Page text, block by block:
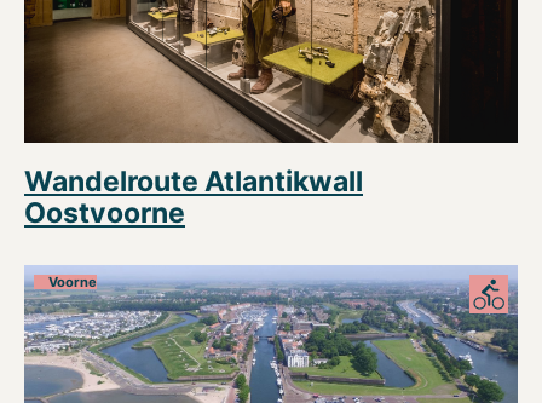
Wandelroute Atlantikwall
Oostvoorne
Voorne